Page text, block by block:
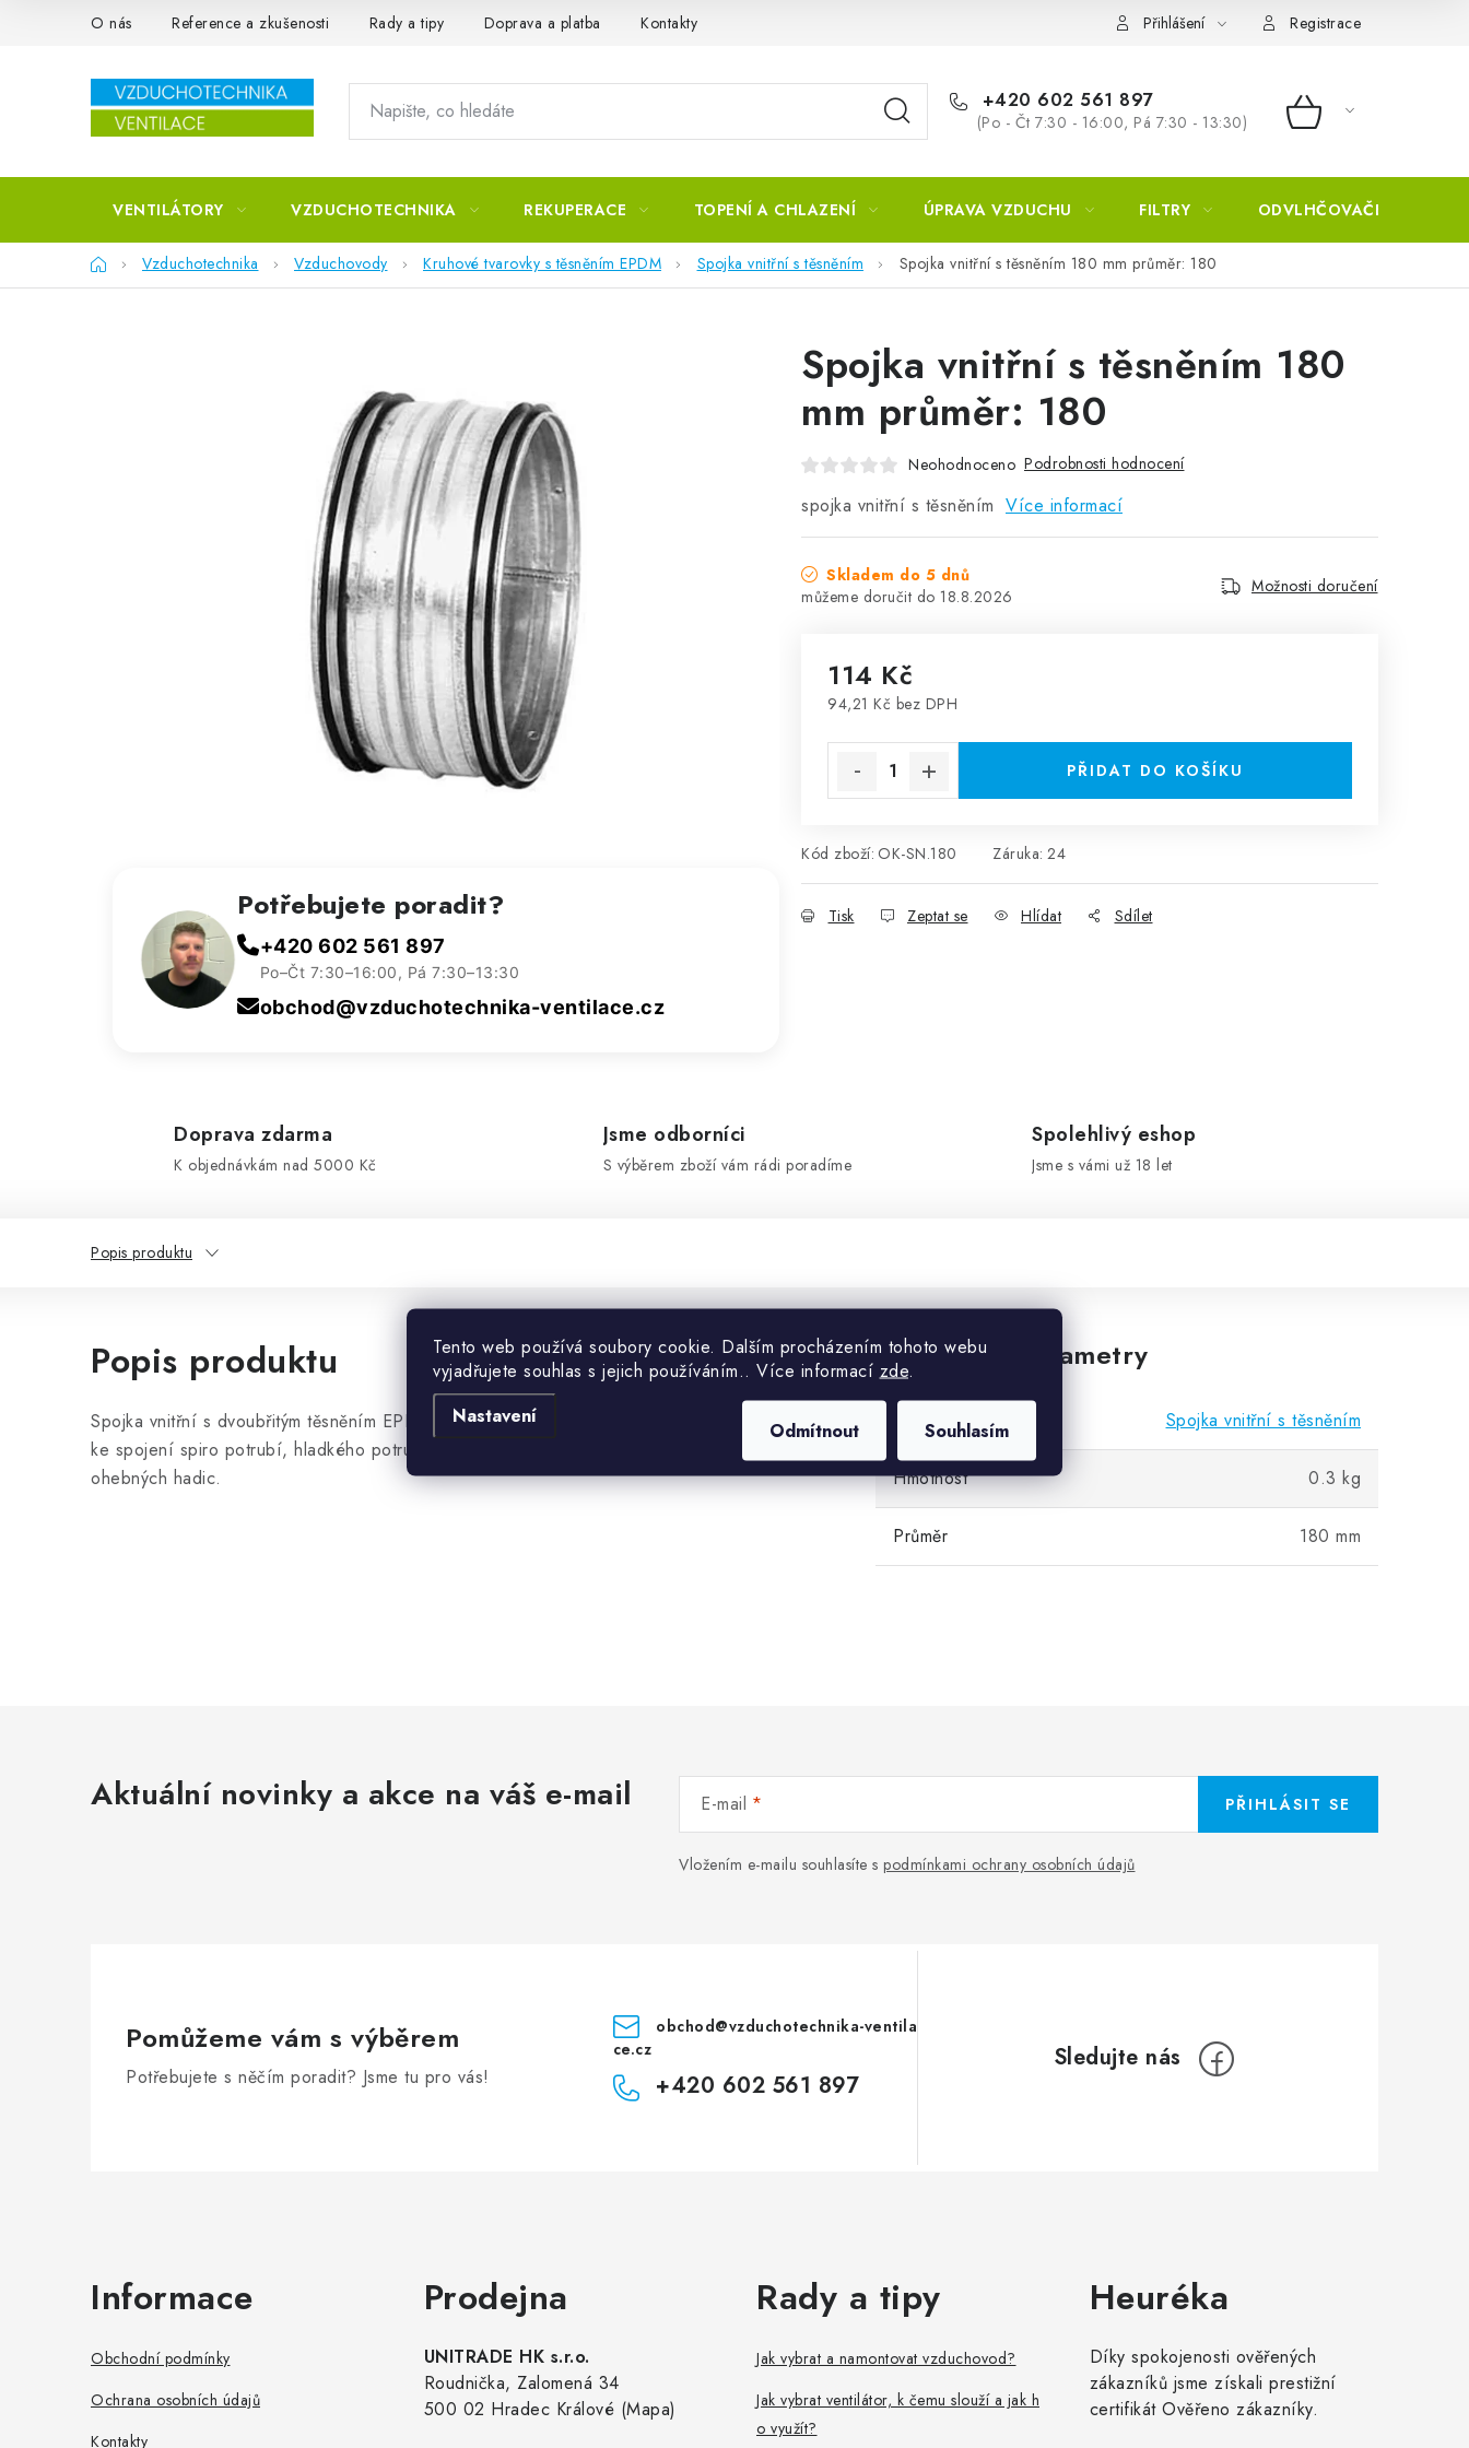
Tento web používá soubory cookie. Dalším procházením tohoto webu
vyjadřujete souhlas s jejich používáním.. Více informací zde.
Nastavení
Odmítnout Souhlasím
Přejít na obsahO nás Reference a zkušenosti Rady a tipy Doprava a platba Kontakty Přihlášení Registrace
+420 602 561 897
(Po - Čt 7:30 - 16:00, Pá 7:30 - 13:30) NÁKUPNÍ
VENTILÁTORY VZDUCHOTECHNIKA REKUPERACE TOPENÍ A CHLAZENÍ ÚPRAVA VZDUCHU FILTRY ODVLHČOVAČE
DomůVzduchotechnika Vzduchovody Kruhové tvarovky s těsněním EPDM Spojka vnitřní s těsněním Spojka vnitřní s těsněním 180 mm průměr: 180
Spojka vnitřní s těsněním 180
mm průměr: 180
Neohodnoceno Podrobnosti hodnocení
spojka vnitřní s těsněním Více informací
Skladem do 5 dnů
18.8.2026
Možnosti doručení
114 Kč
94,21 Kč bez DPH
PŘIDAT DO KOŠÍKU
Kód zboží: OK-SN.180 Záruka: 24
Tisk Zeptat se Hlídat Sdílet
Potřebujete poradit?
+420 602 561 897
Po–Čt 7:30–16:00, Pá 7:30–13:30
obchod@vzduchotechnika-ventilace.cz
Doprava zdarma
K objednávkám nad 5000 Kč
Jsme odborníci
S výběrem zboží vám rádi poradíme
Spolehlivý eshop
Jsme s vámi už 18 let
Popis produktu
Popis produktu
Spojka vnitřní s dvoubřitým těsněním EPDM ( Ethylen - propylen pryž ). Slouží
ke spojení spiro potrubí, hladkého potrubí a izolovaných i neizolovaných
ohebných hadic.
Doplňkové parametry
Kategorie Spojka vnitřní s těsněním
Hmotnost 0.3 kg
Průměr 180 mm
Aktuální novinky a akce na váš e-mail E-mail
Vložením e-mailu souhlasíte s podmínkami ochrany osobních údajů
PŘIHLÁSIT SE
Pomůžeme vám s výběrem
Potřebujete s něčím poradit? Jsme tu pro vás!
obchod@vzduchotechnika-ventila
ce.cz
+420 602 561 897
Informace
Obchodní podmínky
Ochrana osobních údajů
Kontakty
Prodejna
UNITRADE HK s.r.o.
Roudnička, Zalomená 34
500 02 Hradec Králové (Mapa)
Rady a tipy
Jak vybrat a namontovat vzduchovod?
Jak vybrat ventilátor, k čemu slouží a jak h
o využít?
Heuréka
Díky spokojenosti ověřených
zákazníků jsme získali prestižní
certifikát Ověřeno zákazníky.